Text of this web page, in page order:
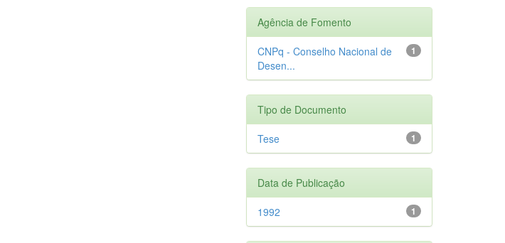
Agência de Fomento
1
CNPq - Conselho Nacional de
Desen...
Tipo de Documento
1
Tese
Data de Publicação
1
1992